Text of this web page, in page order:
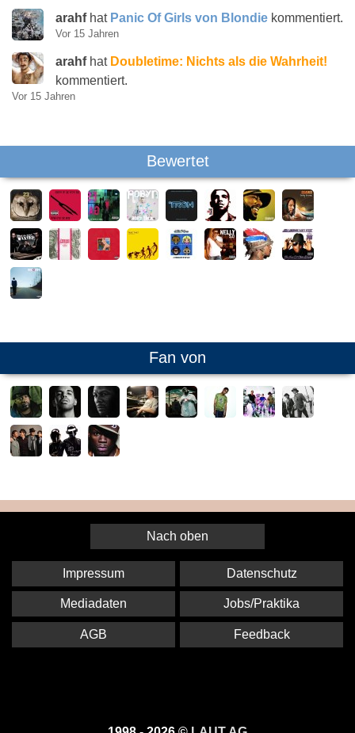
arahfhat Panic Of Girls von Blondie kommentiert.
Vor 15 Jahren
arahfhat Doubletime: Nichts als die Wahrheit!
kommentiert.
Vor 15 Jahren
Bewertet
Fan von
Nach oben
Impressum Datenschutz
Mediadaten Jobs/Praktika
AGB Feedback